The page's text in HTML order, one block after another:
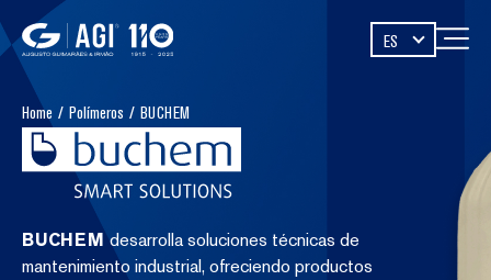
ES
Home / Polímeros / BUCHEM
BUCHEMdesarrolla soluciones técnicas de
mantenimiento industrial, ofreciendo productos